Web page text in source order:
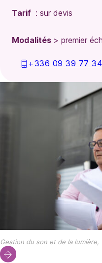
Tarif : sur devis
Modalités > premier
+336 09 39 77 34
Gestion du son et de la